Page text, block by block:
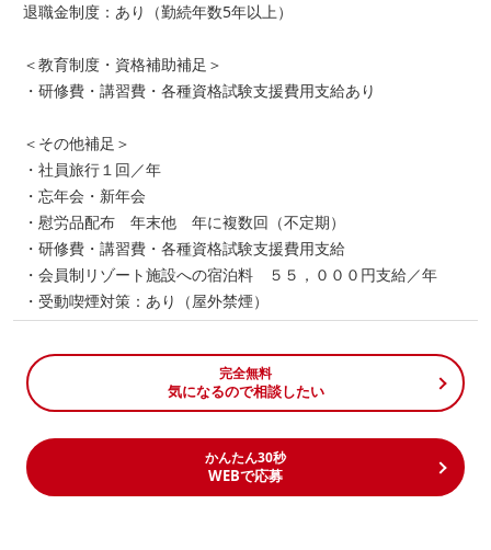
退職金制度：あり（勤続年数5年以上）
＜教育制度・資格補助補足＞
・研修費・講習費・各種資格試験支援費用支給あり
＜その他補足＞
・社員旅行１回／年
・忘年会・新年会
・慰労品配布 年末他 年に複数回（不定期）
・研修費・講習費・各種資格試験支援費用支給
・会員制リゾート施設への宿泊料 ５５，０００円支給／年
・受動喫煙対策：あり（屋外禁煙）
完全無料
気になるので相談したい
かんたん30秒
WEBで応募